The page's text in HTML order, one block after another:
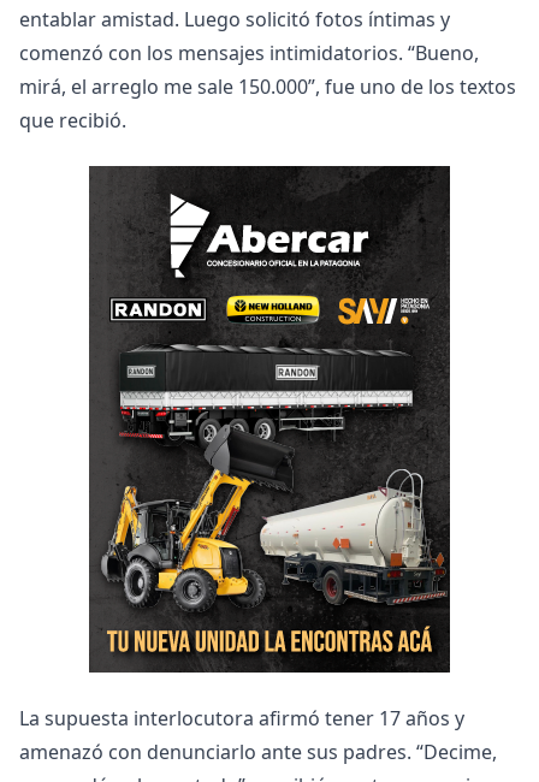
entablar amistad. Luego solicitó fotos íntimas y
comenzó con los mensajes intimidatorios. “Bueno,
mirá, el arreglo me sale 150.000”, fue uno de los textos
que recibió.
La supuesta interlocutora afirmó tener 17 años y
amenazó con denunciarlo ante sus padres. “Decime,